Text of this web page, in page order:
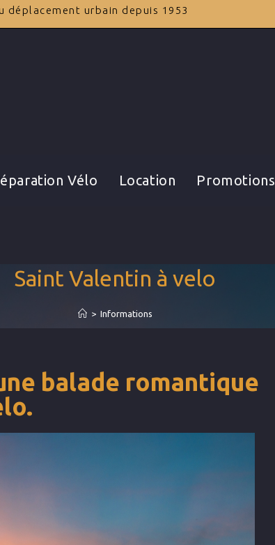
déplacement urbain depuis 1953
Vélo Location Promotions
Saint Valentin à velo
> Informations
balade romantique